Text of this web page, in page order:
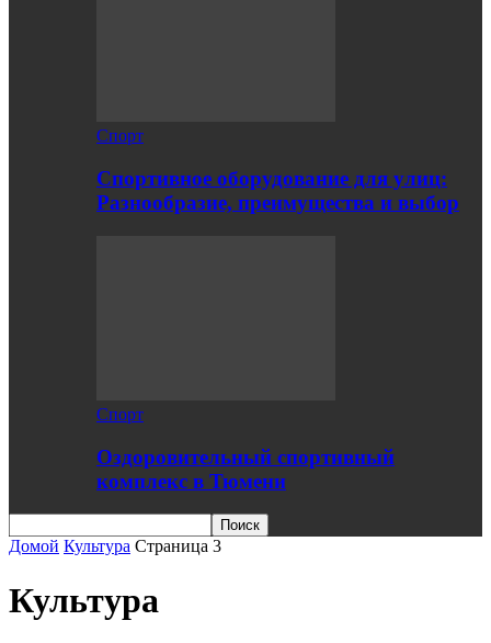
Спорт
Спортивное оборудование для улиц:
Разнообразие, преимущества и выбор
Спорт
Оздоровительный спортивный
комплекс в Тюмени
Домой Культура Страница 3
Культура